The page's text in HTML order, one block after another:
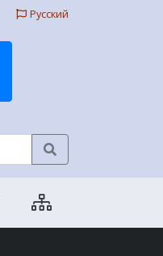
Русский
Szukaj